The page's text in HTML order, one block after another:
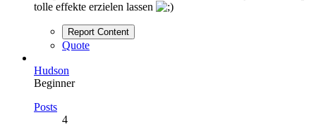
tolle effekte erzielen lassen
Report Content
Quote
Hudson
Beginner
Posts
4